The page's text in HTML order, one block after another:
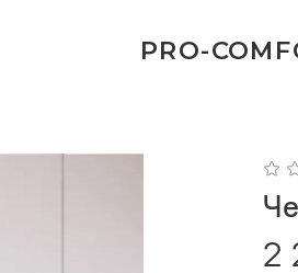
PRO-
2